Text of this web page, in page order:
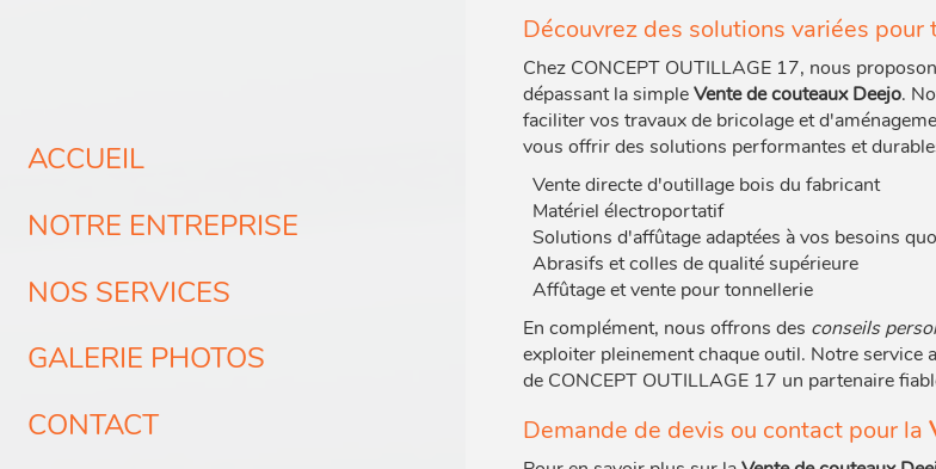
ACCUEIL
NOTRE ENTREPRISE
NOS SERVICES
GALERIE PHOTOS
CONTACT
Découvrez des solutions variées
Chez CONCEPT OUTILLAGE 17, nous
dépassant la simpleVente de couteaux Deejo.
faciliter vos travaux de bricolage et
vous offrir des solutions performantes et
Vente directe d'outillage bois du fabricant
Matériel électroportatif
Solutions d'affûtage adaptées à vos besoins
Abrasifs et colles de qualité supérieure
Affûtage et vente pour tonnellerie
En complément, nous offrons des conseils
exploiter pleinement chaque outil. Notre service
de CONCEPT OUTILLAGE 17 un partenaire
Demande de devis ou contact pour la